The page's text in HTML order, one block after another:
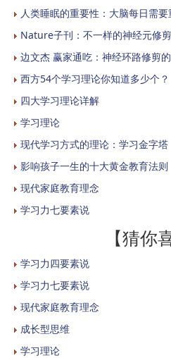
人类睡眠的重要性：大脑每日需
Nature子刊：不一样的神经元修剪
边文杰 赢家通吃：神经环路修剪
西方54个学习理论你知道多少个？
四大学习理论详解
学习理论
现代学习方式的理论：学习金字塔
影响孩子一生的十大黄金教育法则
现代家庭教育理念
学习力七要素说
【猜你
学习力四要素说
学习力七要素说
现代家庭教育理念
成长型思维
学习理论